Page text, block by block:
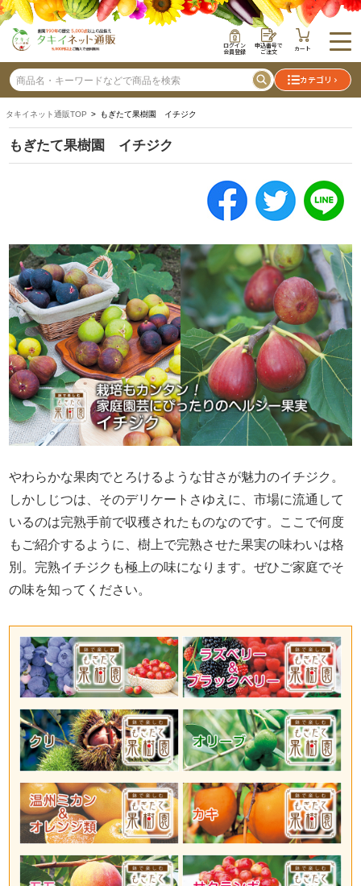
ログイン
会員登録
申込番号で
ご注文 カート
カテゴリ
タキイネット通販TOP > もぎたて果樹園 イチジク
もぎたて果樹園 イチジク
やわらかな果肉でとろけるような甘さが魅力のイチジク。
しかしじつは、そのデリケートさゆえに、市場に流通して
いるのは完熟手前で収穫されたものなのです。ここで何度
もご紹介するように、樹上で完熟させた果実の味わいは格
別。完熟イチジクも極上の味になります。ぜひご家庭でそ
の味を知ってください。